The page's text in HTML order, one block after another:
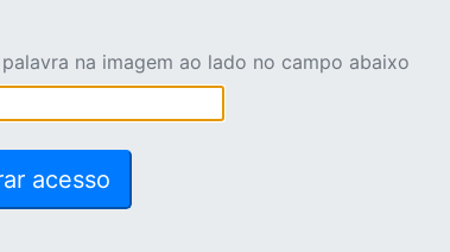
na imagem ao lado no campo abaixo